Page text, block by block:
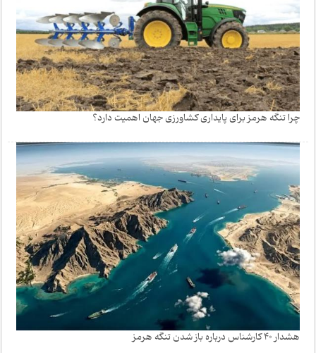
چرا تنگه هرمز برای پایداری کشاورزی جهان اهمیت دارد؟
هشدار 40 کارشناس درباره باز شدن تنگه هرمز